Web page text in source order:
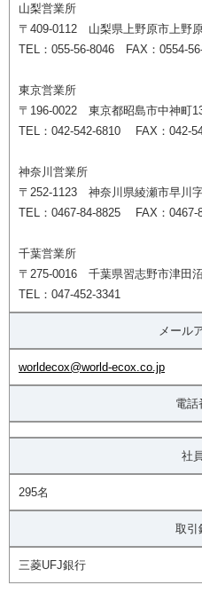
山梨営業所
〒409-0112 山梨県上野原市上野
TEL：055-56-8046 FAX：0554-
東京営業所
〒196-0022 東京都昭島市中神町
TEL：042-542-6810 FAX：042-
神奈川営業所
〒252-1123 神奈川県綾瀬市早川
TEL：0467-84-8825 FAX：0467-
千葉営業所
〒275-0016 千葉県習志野市津田
TEL：047-452-3341
メール
worldecox@world-ecox.co.jp
電話
社
295名
取引
三菱UFJ銀行